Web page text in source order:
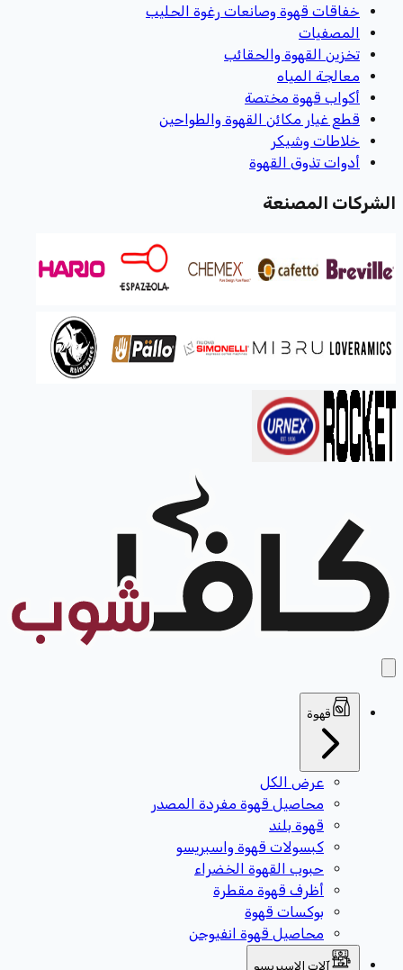
خفاقات قهوة وصانعات رغوة الحليب
المصفيات
تخزين القهوة والحقائب
معالجة المياه
أكواب قهوة مختصة
قطع غيار مكائن القهوة والطواحين
خلاطات وشيكر
أدوات تذوق القهوة
الشركات المصنعة
قهوة
عرض الكل
محاصيل قهوة مفردة المصدر
قهوة بلند
كبسولات قهوة واسبريسو
حبوب القهوة الخضراء
أظرف قهوة مقطرة
بوكسات قهوة
محاصيل قهوة انفيوجن
آلات الإسبريسو